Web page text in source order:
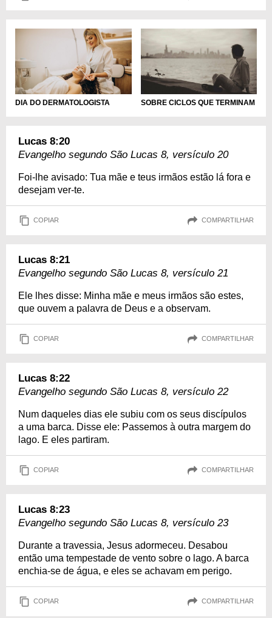
DIA DO DERMATOLOGISTA SOBRE CICLOS QUE TERMINAM
Lucas 8:20
Evangelho segundo São Lucas 8, versículo 20
Foi-lhe avisado: Tua mãe e teus irmãos estão lá fora e
desejam ver-te.
COPIAR COMPARTILHAR
Lucas 8:21
Evangelho segundo São Lucas 8, versículo 21
Ele lhes disse: Minha mãe e meus irmãos são estes,
que ouvem a palavra de Deus e a observam.
COPIAR COMPARTILHAR
Lucas 8:22
Evangelho segundo São Lucas 8, versículo 22
Num daqueles dias ele subiu com os seus discípulos
a uma barca. Disse ele: Passemos à outra margem do
lago. E eles partiram.
COPIAR COMPARTILHAR
Lucas 8:23
Evangelho segundo São Lucas 8, versículo 23
Durante a travessia, Jesus adormeceu. Desabou
então uma tempestade de vento sobre o lago. A barca
enchia-se de água, e eles se achavam em perigo.
COPIAR COMPARTILHAR